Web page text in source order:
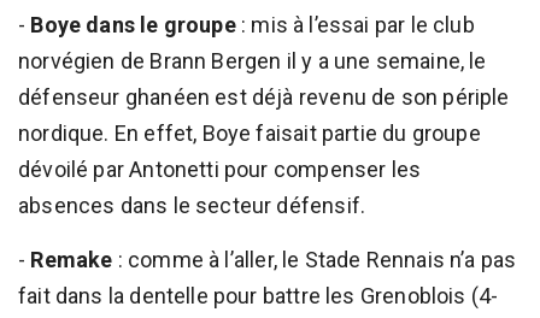
- Boye dans le groupe: mis à l’essai par le club
norvégien de Brann Bergen il y a une semaine, le
défenseur ghanéen est déjà revenu de son périple
nordique. En effet, Boye faisait partie du groupe
dévoilé par Antonetti pour compenser les
absences dans le secteur défensif.
- Remake : comme à l’aller, le Stade Rennais n’a pas
fait dans la dentelle pour battre les Grenoblois (4-